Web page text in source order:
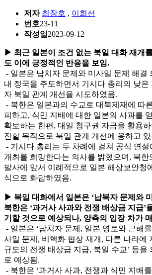
저자 최장호 , 이희선
번호23-11
작성일 2023-09-12
▶ 최근 일본이 조건 없는 북일 대화 재개
도 이에 긍정적인 반응을 보임.
- 일본은 납치자 문제와 미사일 문제 해결
내 정국을 주도하면서 기시다 총리의 낮은
자 북일 관계 개선을 시도하였음.
- 북한은 일본과의 수교로 대북제재에 따
피하고, 식민 지배에 대한 일본의 사과를
확보하는 한편, 대일 청구권 자금을 활용
진할 목적으로 북일 관계 개선에 응하고
- 기시다 총리는 두 차례에 걸쳐 공식 연
개최를 희망한다는 의사를 밝혔으며, 북한
발사에 앞서 이례적으로 일본 해상보안청
식으로 화답하였음.
▶ 북일 대화에서 일본은 ‘납북자 문제와
북한은 ‘과거사 사과와 전쟁 배상금 지급’
기할 것으로 예상되나, 양측의 입장 차가
- 일본은 ‘납치자 문제, 일본 영토와 근해
사일 문제, 비핵화 협상 재개, 다른 나라에
규모의 전쟁 배상급 지급, 북일 수교’ 등을
로 예상됨.
- 북한은 ‘과거사 사과, 전쟁과 식민 지배